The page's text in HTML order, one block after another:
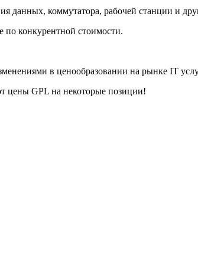
данных, коммутатора, рабочей станции и
по конкурентной стоимости.
в ценообразовании на рынке IT
цены GPL на некоторые позиции!